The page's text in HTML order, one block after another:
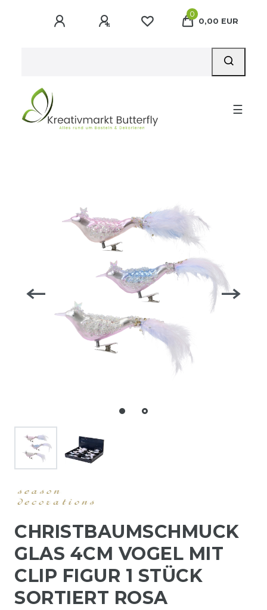
0
0,00 EUR
☰
CHRISTBAUMSCHMUCK
GLAS 4CM VOGEL MIT
CLIP FIGUR 1 STÜCK
SORTIERT ROSA